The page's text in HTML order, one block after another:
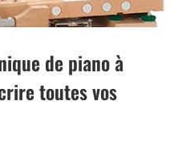
de piano à
toutes vos